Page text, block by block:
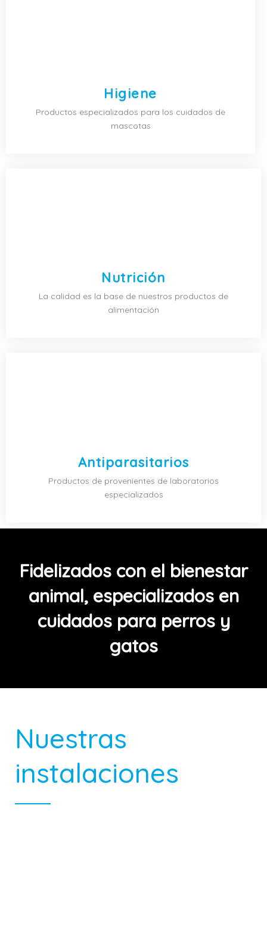
Higiene
Productos especializados para los cuidados de
mascotas
Nutrición
La calidad es la base de nuestros productos de
alimentación
Antiparasitarios
Productos de provenientes de laboratorios
especializados
Fidelizados con el bienestar
animal, especializados en
cuidados para perros y
gatos
Nuestras
instalaciones